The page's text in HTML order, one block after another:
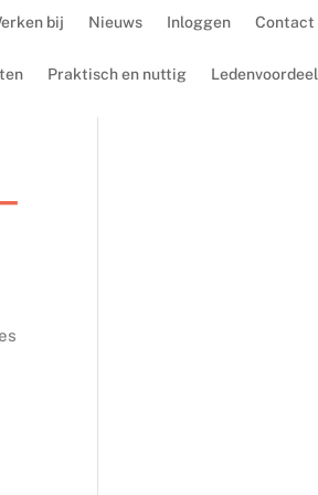
bij Nieuws Inloggen Contact
Praktisch en nuttig Ledenvoordeel